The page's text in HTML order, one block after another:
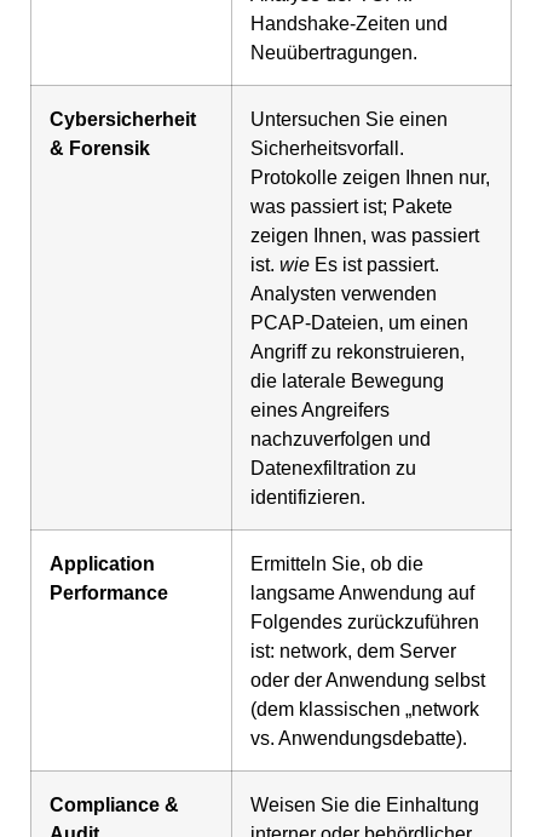
Handshake-Zeiten und
Neuübertragungen.
Cybersicherheit
& Forensik
Untersuchen Sie einen
Sicherheitsvorfall.
Protokolle zeigen Ihnen nur,
was passiert ist; Pakete
zeigen Ihnen, was passiert
ist. wie Es ist passiert.
Analysten verwenden
PCAP-Dateien, um einen
Angriff zu rekonstruieren,
die laterale Bewegung
eines Angreifers
nachzuverfolgen und
Datenexfiltration zu
identifizieren.
Application
Performance
Ermitteln Sie, ob die
langsame Anwendung auf
Folgendes zurückzuführen
ist: network, dem Server
oder der Anwendung selbst
(dem klassischen „network
vs. Anwendungsdebatte).
Compliance &
Weisen Sie die Einhaltung